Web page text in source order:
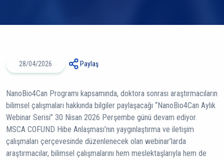
28/04/2026 Paylaş
NanoBio4Can Programı kapsamında, doktora sonrası araştırmacıların
bilimsel çalışmaları hakkında bilgiler paylaşacağı “NanoBio4Can Aylık
Webinar Serisi” 30 Nisan 2026 Perşembe günü devam ediyor.
MSCA COFUND Hibe Anlaşması’nın yaygınlaştırma ve iletişim
çalışmaları çerçevesinde düzenlenecek olan webinar’larda
araştırmacılar, bilimsel çalışmalarını hem meslektaşlarıyla hem de